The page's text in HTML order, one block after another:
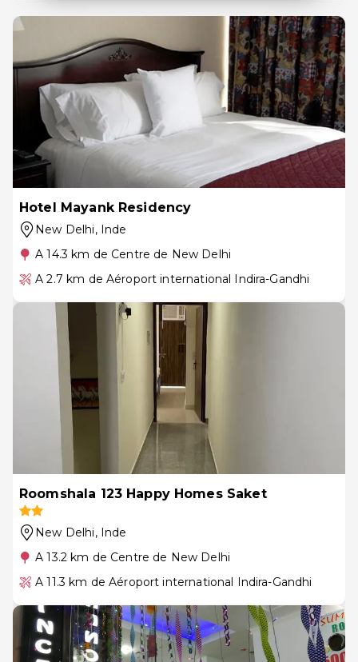
Hotel Mayank Residency
New Delhi, Inde
A 14.3 km de Centre de New Delhi
A 2.7 km de Aéroport international Indira-Gandhi
Roomshala 123 Happy Homes Saket
New Delhi, Inde
A 13.2 km de Centre de New Delhi
A 11.3 km de Aéroport international Indira-Gandhi